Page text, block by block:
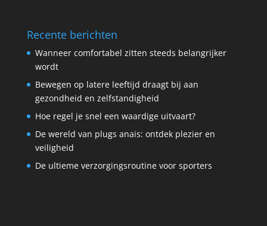
Recente berichten
Wanneer comfortabel zitten steeds belangrijker
wordt
Bewegen op latere leeftijd draagt bij aan
gezondheid en zelfstandigheid
Hoe regel je snel een waardige uitvaart?
De wereld van plugs anais: ontdek plezier en
veiligheid
De ultieme verzorgingsroutine voor sporters